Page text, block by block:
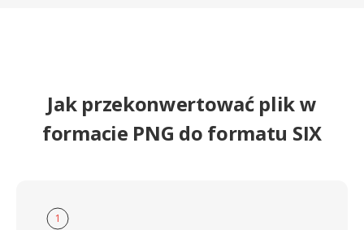
Jak przekonwertować plik w
formacie PNG do formatu SIX
1